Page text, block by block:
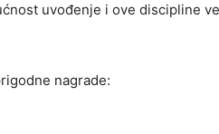
uvođenje i ove discipline
nagrade: